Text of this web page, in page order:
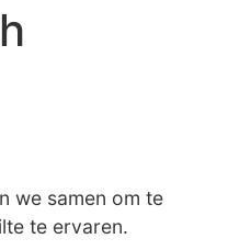
we samen om te
te ervaren.